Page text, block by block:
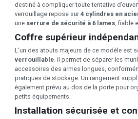
destiné à compliquer toute tentative
verrouillage repose sur 4 cylindres en
une serrure de sécurité à 6 lames, fiable
Coffre supérieur
L’un des atouts majeurs de ce modèle est
verrouillable. Il permet de séparer les
accessoires des armes longues,
pratiques de stockage. Un rangement
également prévu au dos de la porte pour
petits équipements.
Installation sécurisée et